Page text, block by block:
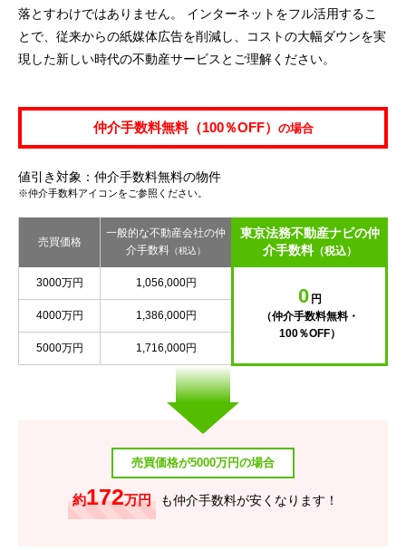
落とすわけではありません。 インターネットをフル活用するこ
とで、従来からの紙媒体広告を削減し、コストの大幅ダウンを実
現した新しい時代の不動産サービスとご理解ください。
仲介手数料無料（100％OFF） の場合
値引き対象：仲介手数料無料の物件
※仲介手数料アイコンをご参照ください。
売買価格
一般的な不動産会社の仲
介手数料 （税込）
東京法務不動産ナビの仲
介手数料（税込）
3000万円 1,056,000円
0 円
（仲介手数料無料・
100％OFF）
4000万円 1,386,000円
5000万円 1,716,000円
売買価格が5000万円の場合
約172万円 も仲介手数料が安くなります！